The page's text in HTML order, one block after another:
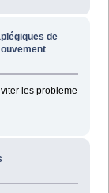
de
les probleme